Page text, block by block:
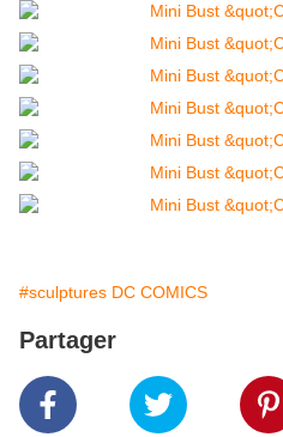
#sculptures DC COMICS
Partager